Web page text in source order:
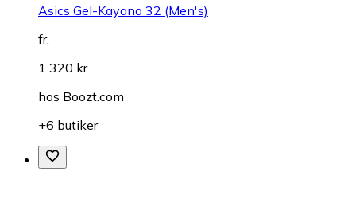
Asics Gel-Kayano 32 (Men's)
fr.
1 320 kr
hos Boozt.com
+6 butiker